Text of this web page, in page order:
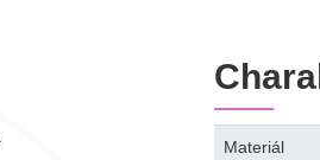
Materiál